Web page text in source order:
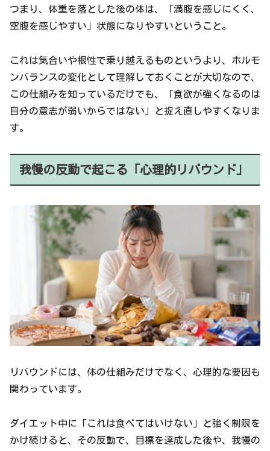
つまり、体重を落とした後の体は、「満腹を感じにくく、
空腹を感じやすい」状態になりやすいということ。
これは気合いや根性で乗り越えるものというより、ホルモ
ンバランスの変化として理解しておくことが大切なので、
この仕組みを知っているだけでも、「食欲が強くなるのは
自分の意志が弱いからではない」と捉え直しやすくなりま
す。
我慢の反動で起こる「心理的リバウンド」
リバウンドには、体の仕組みだけでなく、心理的な要因も
関わっています。
ダイエット中に「これは食べてはいけない」と強く制限を
かけ続けると、その反動で、目標を達成した後や、我慢の